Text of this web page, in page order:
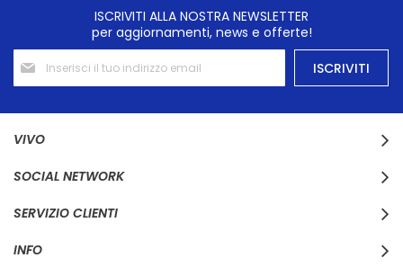
ISCRIVITI ALLA NOSTRA NEWSLETTER
per aggiornamenti, news e offerte!
Iscriviti
alla
nostra
ISCRIVITI
VIVO
SOCIAL NETWORK
SERVIZIO CLIENTI
INFO